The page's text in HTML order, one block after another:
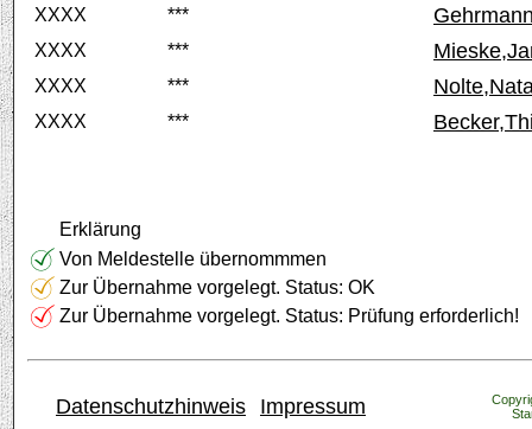
XXXX ***
XXXX ***
XXXX ***
XXXX ***
Erklärung
Von Meldestelle übernommmen
Zur Übernahme vorgelegt. Status: OK
Zur Übernahme vorgelegt. Status: Prüfung erforderlich!
Datenschutzhinweis Impressum